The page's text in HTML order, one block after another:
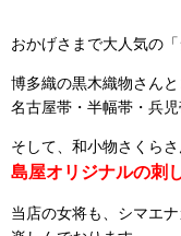
おかげさまで大人気の
博多織の黒木織物さん
名古屋帯・半幅帯・兵児
そして、和小物さくら
島屋オリジナルの刺
当店の女将も、シマエ